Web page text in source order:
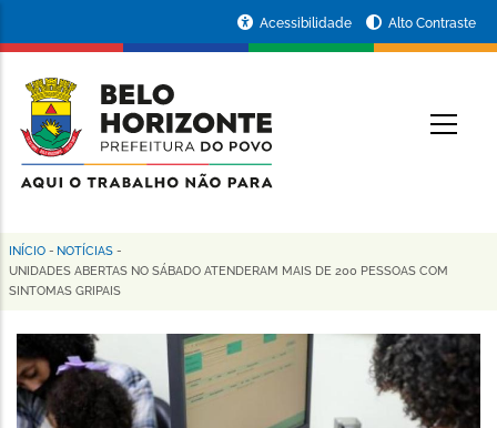
conteúdo
principal
da
Prefeitura
de
Horizonte
Acessibilidade Alto Contraste
Trilha
de
navegação
INÍCIO - NOTÍCIAS -
UNIDADES ABERTAS NO SÁBADO ATENDERAM MAIS DE 200 PESSOAS COM
SINTOMAS GRIPAIS